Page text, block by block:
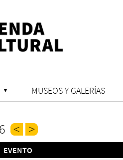
MUSEOS Y GALERÍAS
EVENTO